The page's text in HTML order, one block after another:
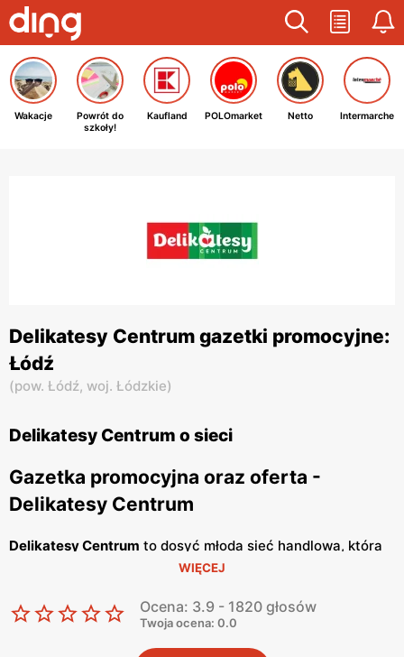
Wakacje
Powrót do
szkoły!
Kaufland POLOmarket Netto Intermarche
Delikatesy Centrum gazetki promocyjne:
Łódź
(pow. Łódź, woj. Łódzkie)
Delikatesy Centrum o sieci
Gazetka promocyjna oraz oferta -
Delikatesy Centrum
Delikatesy Centrum to dosyć młoda sieć handlowa, która
należy do Grupy Eurocash. Posiada ponad 1000 sklepów
nowe. Jej głównym celem jest oferowanie Tobie dobrej
WIĘCEJ
Ocena: 3.9 - 1820 głosów
Twoja ocena: 0.0